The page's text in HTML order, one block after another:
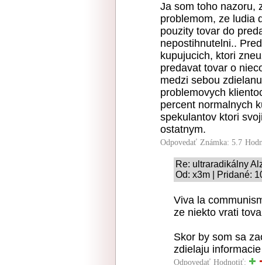
Ja som toho nazoru,
problemom, ze ludia
pouzity tovar do
nepostihnutelni..
kupujucich, ktori
predavat tovar o
medzi sebou
problemovych
percent normalnych
spekulantov ktori
ostatnym.
Odpovedať Známka: 5.7
Re: ultraradikálny
Od: x3m | Pridané:
Viva la
ze niekto vrati
Skor by som sa
zdielaju
Odpovedať Hodnotiť: